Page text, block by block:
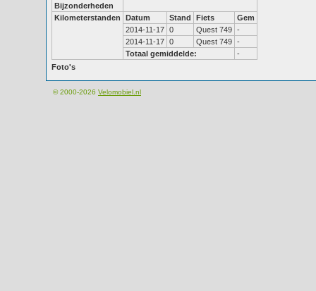
Bijzonderheden
Kilometerstanden
Datum Stand Fiets
Gem
2014-11-17 0 Quest 749 -
2014-11-17 0 Quest 749 -
Totaal gemiddelde:
-
Foto's
© 2000-2026 Velomobiel.nl